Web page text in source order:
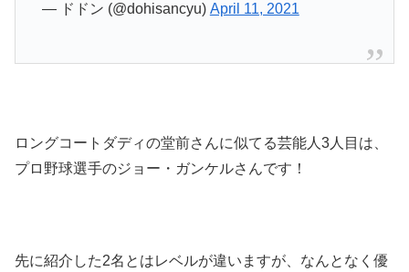
— ドドン (@dohisancyu) April 11, 2021
ロングコートダディの堂前さんに似てる芸能人3人目は、
プロ野球選手のジョー・ガンケルさんです！
先に紹介した2名とはレベルが違いますが、なんとなく優